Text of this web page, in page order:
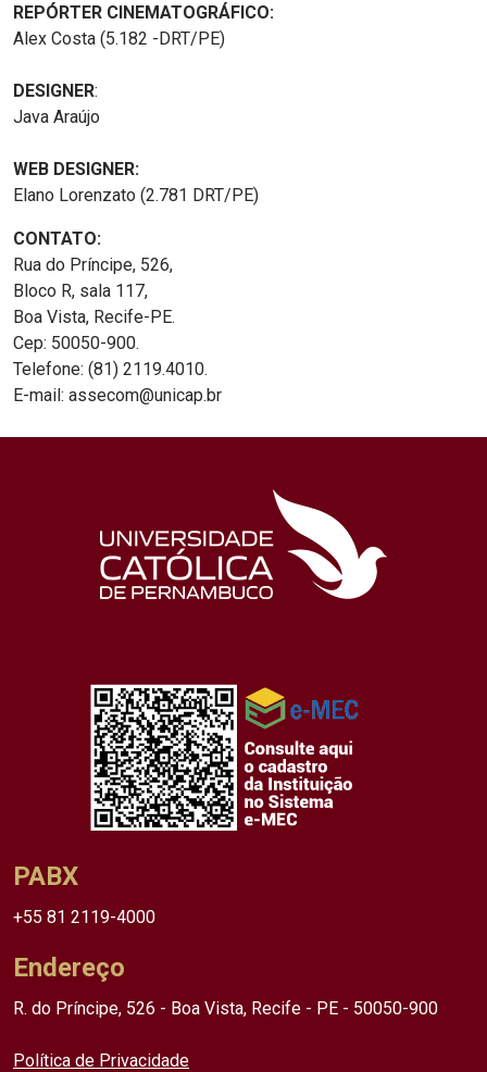
REPÓRTER CINEMATOGRÁFICO:
Alex Costa (5.182 -DRT/PE)
DESIGNER:
Java Araújo
WEB DESIGNER:
Elano Lorenzato (2.781 DRT/PE)
CONTATO:
Rua do Príncipe, 526,
Bloco R, sala 117,
Boa Vista, Recife-PE.
Cep: 50050-900.
Telefone: (81) 2119.4010.
E-mail: assecom@unicap.br
PABX
+55 81 2119-4000
Endereço
R. do Príncipe, 526 - Boa Vista, Recife - PE - 50050-900
Política de Privacidade